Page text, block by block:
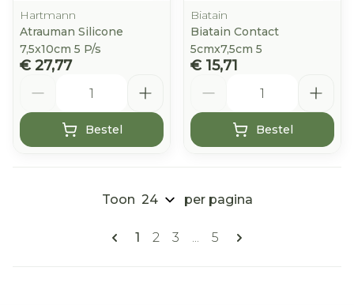
Hartmann
Atrauman Silicone
7,5x10cm 5 P/s
€ 27,77
Bestel
Biatain
Biatain Contact
5cmx7,5cm 5
€ 15,71
Bestel
Pagina's
U lees momenteel pagina
1 Pagina
2 Pagina
3 ... Pagina
5
Toon per pagina